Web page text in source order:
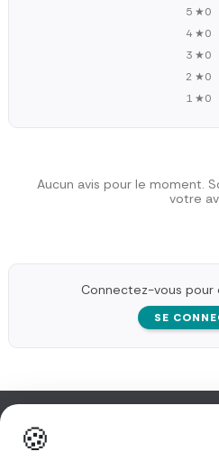
5 ★0
4 ★0
3 ★0
2 ★0
1 ★0
Aucun avis pour le moment.
votre
Connectez-vous pour
SE
Information
🍪